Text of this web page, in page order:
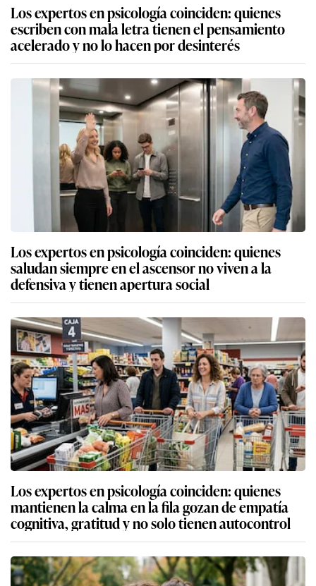
Los expertos en psicología coinciden: quienes
escriben con mala letra tienen el pensamiento
acelerado y no lo hacen por desinterés
Los expertos en psicología coinciden: quienes
saludan siempre en el ascensor no viven a la
defensiva y tienen apertura social
Los expertos en psicología coinciden: quienes
mantienen la calma en la fila gozan de empatía
cognitiva, gratitud y no solo tienen autocontrol